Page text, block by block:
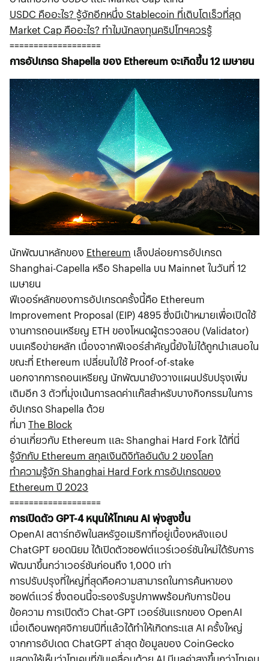
USDC คืออะไร? รู้จักอีกหนึ่ง Stablecoin ที่เติบโตเร็วที่สุด
Market Cap คืออะไร? ทำไมนักลงทุนคริปโทฯควรรู้
===================
การอัปเกรด Shapella ของ Ethereum จะเกิดขึ้น 12 เมษายน
นักพัฒนาหลักของ Ethereum เล็งปล่อยการอัปเกรด
Shanghai-Capella หรือ Shapella บน Mainnet ในวันที่ 12
เมษายน
ฟีเจอร์หลักของการอัปเกรดครั้งนี้คือ Ethereum
Improvement Proposal (EIP) 4895 ซึ่งมีเป้าหมายเพื่อเปิดใช้
งานการถอนเหรียญ ETH ของโหนดผู้ตรวจสอบ (Validator)
บนเครือข่ายหลัก เนื่องจากฟีเจอร์สำคัญนี้ยังไม่ได้ถูกนำเสนอใน
ขณะที่ Ethereum เปลี่ยนไปใช้ Proof-of-stake
นอกจากการถอนเหรียญ นักพัฒนายังวางแผนปรับปรุงเพิ่ม
เติมอีก 3 ตัวที่มุ่งเน้นการลดค่าแก๊สสำหรับบางกิจกรรมในการ
อัปเกรด Shapella ด้วย
ที่มา The Block
อ่านเกี่ยวกับ Ethereum และ Shanghai Hard Fork ได้ที่นี่
รู้จักกับ Ethereum สกุลเงินดิจิทัลอันดับ 2 ของโลก
ทำความรู้จัก Shanghai Hard Fork การอัปเกรดของ
Ethereum ปี 2023
===================
การเปิดตัว GPT-4 หนุนให้โทเคน AI พุ่งสูงขึ้น
OpenAI สตาร์ทอัพในสหรัฐอเมริกาที่อยู่เบื้องหลังแอป
ChatGPT ยอดนิยม ได้เปิดตัวซอฟต์แวร์เวอร์ชันใหม่ได้รับการ
พัฒนาขึ้นกว่าเวอร์ชันก่อนถึง 1,000 เท่า
การปรับปรุงที่ใหญ่ที่สุดคือความสามารถในการค้นหาของ
ซอฟต์แวร์ ซึ่งตอนนี้จะรองรับรูปภาพพร้อมกับการป้อน
ข้อความ การเปิดตัว Chat-GPT เวอร์ชันแรกของ OpenAI
เมื่อเดือนพฤศจิกายนปีที่แล้วได้ทำให้เกิดกระแส AI ครั้งใหญ่
จากการอัปเดต ChatGPT ล่าสุด ข้อมูลของ CoinGecko